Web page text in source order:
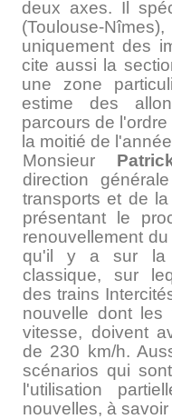
deux axes. Il
(Toulouse-
uniquement des
cite aussi la
une zone
estime des
parcours de
la moitié de
Monsieur
direction
transports et de
présentant le
renouvellement
qu'il y a sur la
classique, sur
des trains
nouvelle dont
vitesse, doivent
de 230 km/h.
scénarios qui
l'utilisation
nouvelles, à savoir